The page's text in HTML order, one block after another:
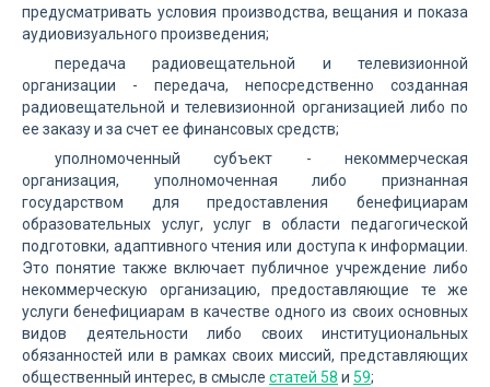
предусматривать условия производства, вещания и показа
аудиовизуального произведения;
передача радиовещательной и телевизионной
организации - передача, непосредственно созданная
радиовещательной и телевизионной организацией либо по
ее заказу и за счет ее финансовых средств;
уполномоченный субъект - некоммерческая
организация, уполномоченная либо признанная
государством для предоставления бенефициарам
образовательных услуг, услуг в области педагогической
подготовки, адаптивного чтения или доступа к информации.
Это понятие также включает публичное учреждение либо
некоммерческую организацию, предоставляющие те же
услуги бенефициарам в качестве одного из своих основных
видов деятельности либо своих институциональных
обязанностей или в рамках своих миссий, представляющих
общественный интерес, в смысле статей 58 и 59;